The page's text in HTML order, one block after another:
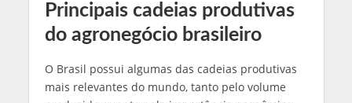
Principais cadeias produtivas
do agronegócio brasileiro
O Brasil possui algumas das cadeias produtivas
mais relevantes do mundo, tanto pelo volume